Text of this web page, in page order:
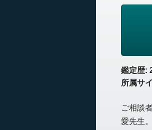
鑑定歴:
所属サ
ご相談
愛先生